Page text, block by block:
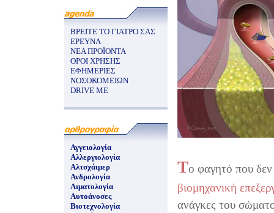
ΒΡΕΙΤΕ ΤΟ ΓΙΑΤΡΟ ΣΑΣ
ΕΡΕΥΝΑ
ΝΕΑ ΠΡΟΪΟΝΤΑ
ΟΡΟΙ ΧΡΗΣΗΣ
ΕΦΗΜΕΡΙΕΣ
ΝΟΣΟΚΟΜΕΙΩΝ
DRIVE ME
Αγγειολογία
Αλλεργιολογία
Αλτσχάιμερ
Ανδρολογία
Αιματολογία
Αυτοάνοσες
Βιοτεχνολογία
Το φαγητό που δεν
βιομηχανική
ανάγκες του